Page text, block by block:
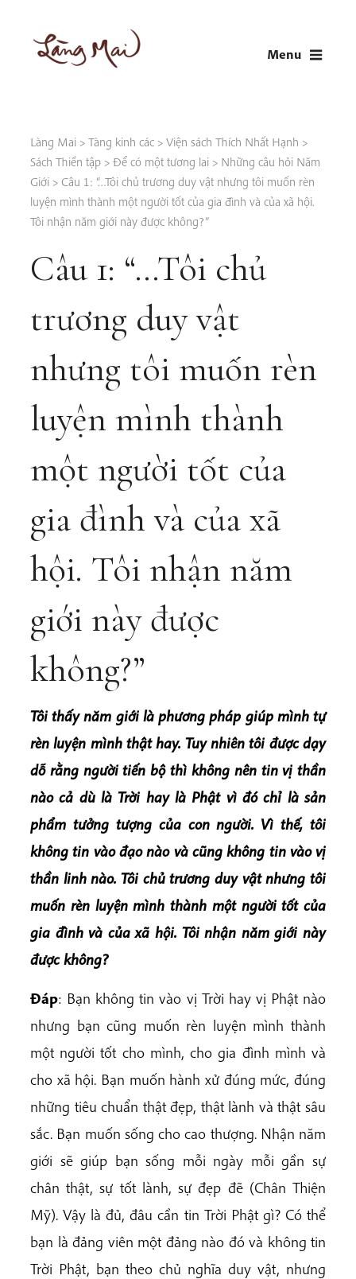
content
Menu
Làng Mai > Tàng kinh các > Viện sách Thích Nhất Hạnh >
Sách Thiền tập > Để có một tương lai > Những câu hỏi Năm
Giới > Câu 1: “…Tôi chủ trương duy vật nhưng tôi muốn rèn
luyện mình thành một người tốt của gia đình và của xã hội.
Tôi nhận năm giới này được không?”
Câu 1: “…Tôi chủ
trương duy vật
nhưng tôi muốn rèn
luyện mình thành
một người tốt của
gia đình và của xã
hội. Tôi nhận năm
giới này được
không?”
Tôi thấy năm giới là phương pháp giúp mình tự
rèn luyện mình thật hay. Tuy nhiên tôi được dạy
dỗ rằng người tiến bộ thì không nên tin vị thần
nào cả dù là Trời hay là Phật vì đó chỉ là sản
phẩm tưởng tượng của con người. Vì thế, tôi
không tin vào đạo nào và cũng không tin vào vị
thần linh nào. Tôi chủ trương duy vật nhưng tôi
muốn rèn luyện mình thành một người tốt của
gia đình và của xã hội. Tôi nhận năm giới này
được không?
Đáp: Bạn không tin vào vị Trời hay vị Phật nào
nhưng bạn cũng muốn rèn luyện mình thành
một người tốt cho mình, cho gia đình mình và
cho xã hội. Bạn muốn hành xử đúng mức, đúng
những tiêu chuẩn thật đẹp, thật lành và thật sâu
sắc. Bạn muốn sống cho cao thượng. Nhận năm
giới sẽ giúp bạn sống mỗi ngày mỗi gần sự
chân thật, sự tốt lành, sự đẹp đẽ (Chân Thiện
Mỹ). Vậy là đủ, đâu cần tin Trời Phật gì? Có thể
bạn là đảng viên một đảng nào đó và không tin
Trời Phật, bạn theo chủ nghĩa duy vật, nhưng